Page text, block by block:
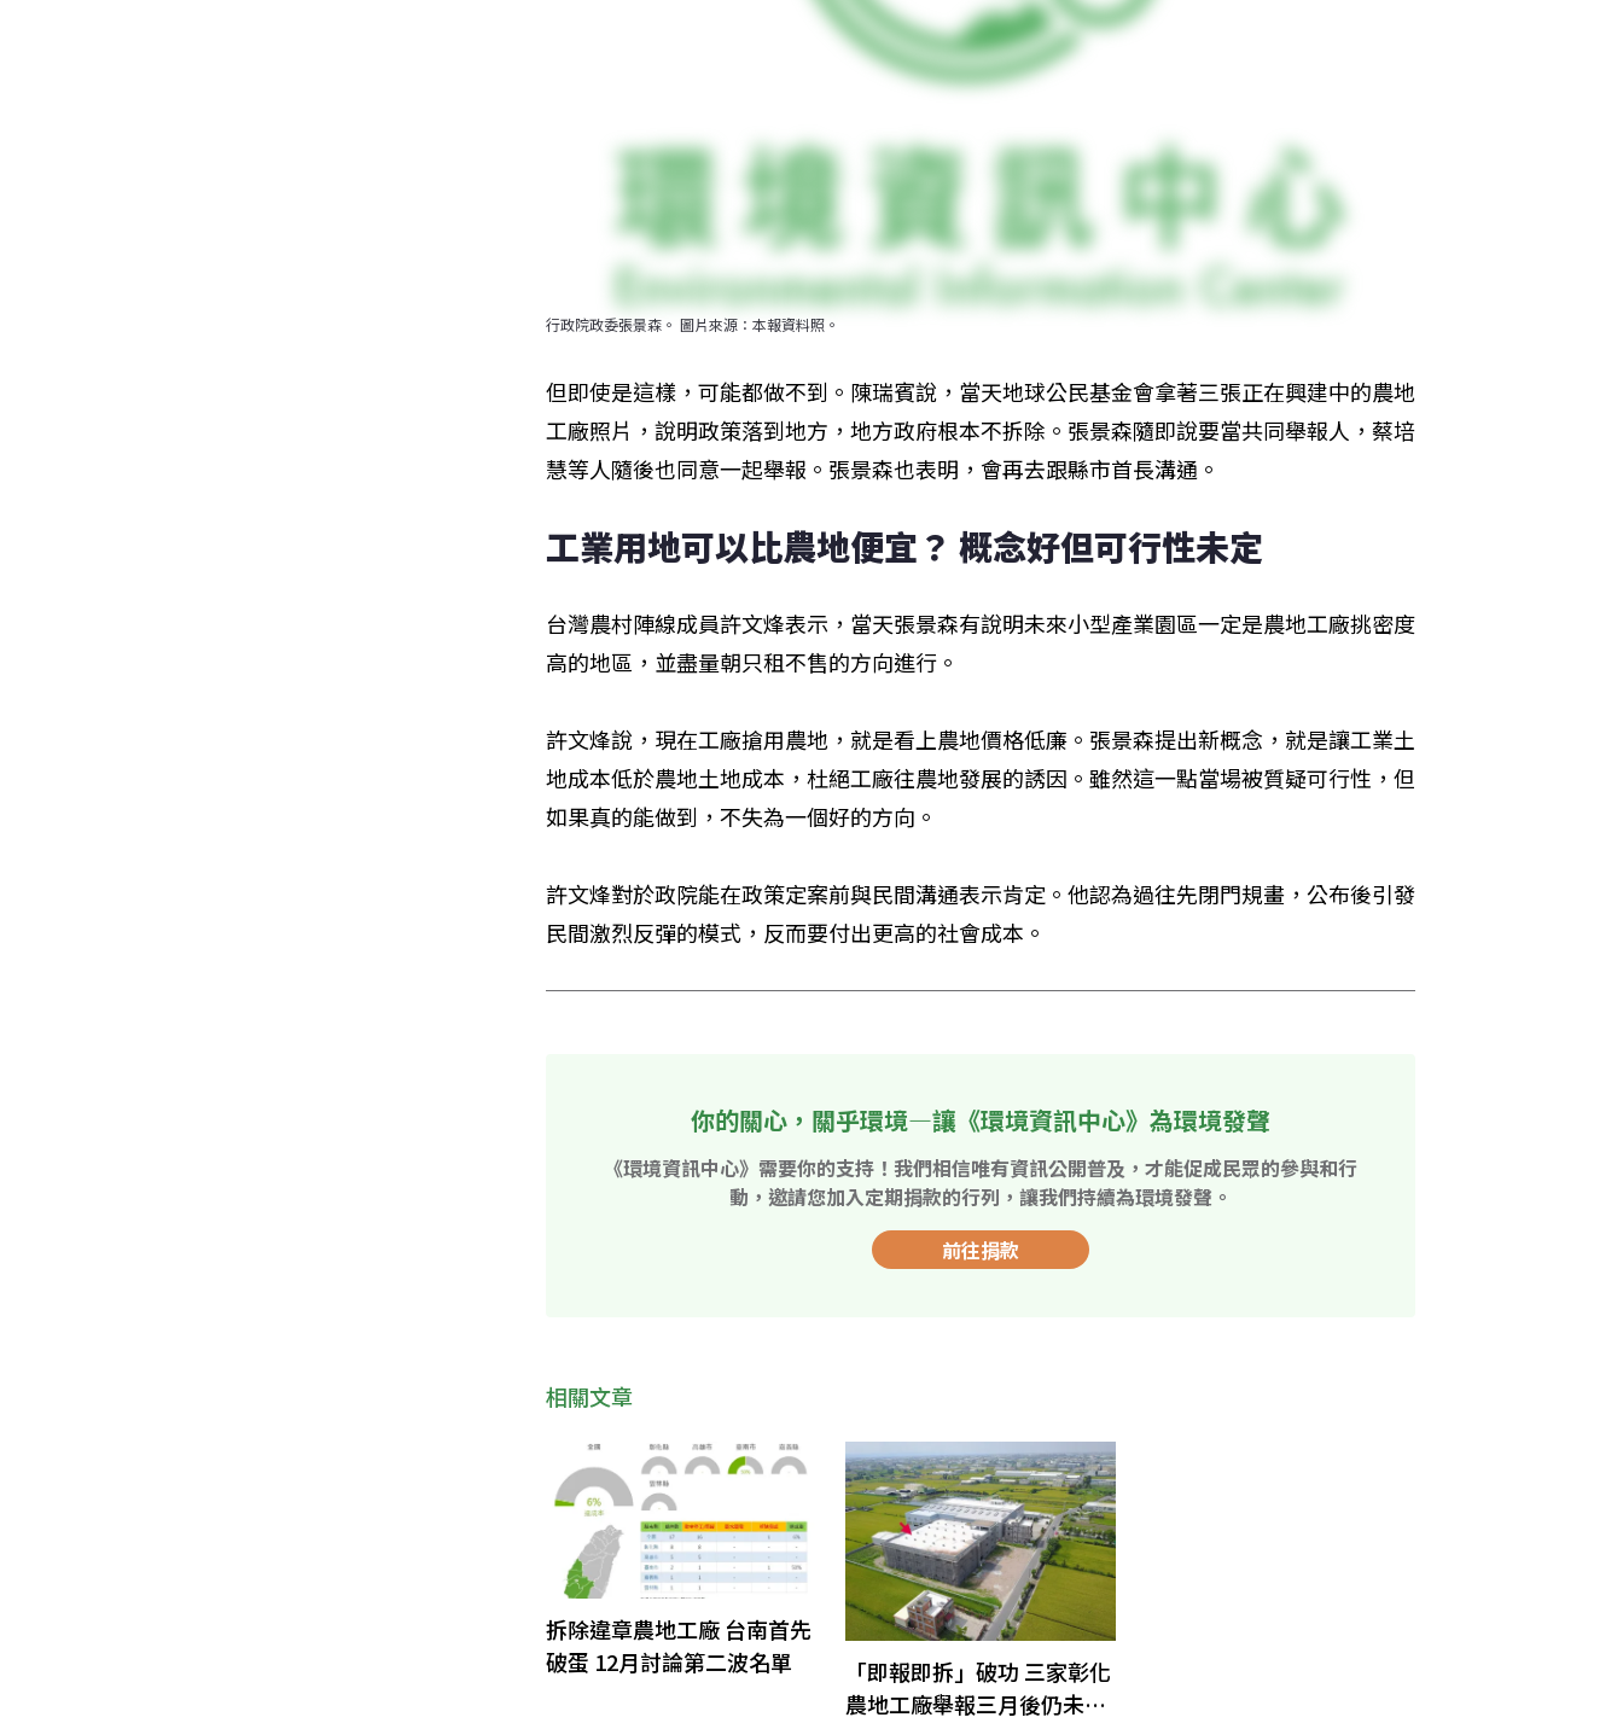
行政院政委張景森。 圖片來源：本報資料照。
但即使是這樣，可能都做不到。陳瑞賓說，當天地球公民基金會拿著三張正在興建中的農地
工廠照片，說明政策落到地方，地方政府根本不拆除。張景森隨即說要當共同舉報人，蔡培
慧等人隨後也同意一起舉報。張景森也表明，會再去跟縣市首長溝通。
工業用地可以比農地便宜？ 概念好但可行性未定
台灣農村陣線成員許文烽表示，當天張景森有說明未來小型產業園區一定是農地工廠挑密度
高的地區，並盡量朝只租不售的方向進行。
許文烽說，現在工廠搶用農地，就是看上農地價格低廉。張景森提出新概念，就是讓工業土
地成本低於農地土地成本，杜絕工廠往農地發展的誘因。雖然這一點當場被質疑可行性，但
如果真的能做到，不失為一個好的方向。
許文烽對於政院能在政策定案前與民間溝通表示肯定。他認為過往先閉門規畫，公布後引發
民間激烈反彈的模式，反而要付出更高的社會成本。
你的關心，關乎環境—讓《環境資訊中心》為環境發聲
《環境資訊中心》需要你的支持！我們相信唯有資訊公開普及，才能促成民眾的參與和行
動，邀請您加入定期捐款的行列，讓我們持續為環境發聲。
前往捐款
相關文章
拆除違章農地工廠 台南首先
破蛋 12月討論第二波名單
「即報即拆」破功 三家彰化
農地工廠舉報三月後仍未拆